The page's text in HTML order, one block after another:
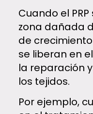
Cuando el
zona dañada
de crecimiento
se liberan en
la reparación
los tejidos.
Por ejemplo,